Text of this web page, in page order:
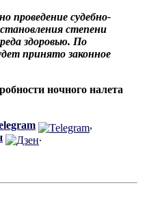
проведение судебно-
степени
здоровью. По
принято законное
ночного налета
,
.